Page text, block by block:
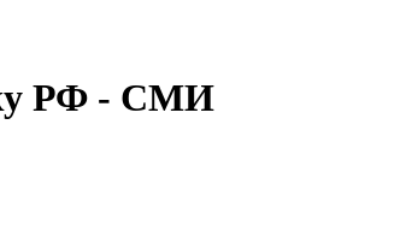
РФ - СМИ